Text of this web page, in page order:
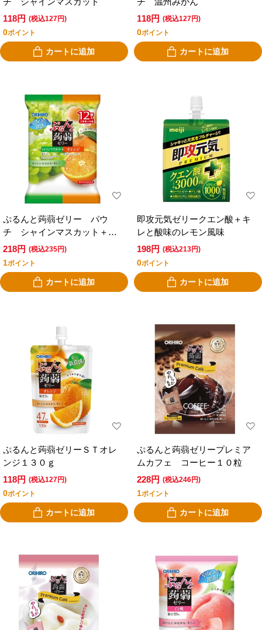
118円 (税込127円)
0ポイント
カートに追加
118円 (税込127円)
0ポイント
カートに追加
ぷるんと蒟蒻ゼリー パウ
チ シャインマスカット＋オ
レンジ
218円 (税込235円)
1ポイント
カートに追加
即攻元気ゼリークエン酸＋キ
レと酸味のレモン風味
198円 (税込213円)
0ポイント
カートに追加
ぷるんと蒟蒻ゼリーＳＴオレ
ンジ１３０ｇ
118円 (税込127円)
0ポイント
カートに追加
ぷるんと蒟蒻ゼリープレミア
ムカフェ コーヒー１０粒
228円 (税込246円)
1ポイント
カートに追加